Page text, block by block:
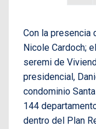
Con la presencia
Nicole Cardoch;
seremi de
presidencial,
condominio
144
dentro del Plan